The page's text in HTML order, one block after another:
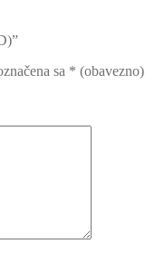
sa * (obavezno)